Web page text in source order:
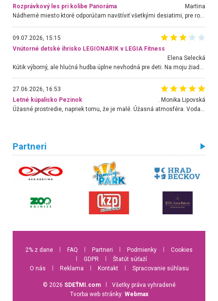
Rozprávkový les pri kolibe Panoráma
Martina
Nádherné miesto ktoré odporúčam navštíviť všetkými desiatimi, pre rodiny s deťmi, dôchodcom... Proste a jednoducho ozaj rozprávkový les.. určite ešte prídeme. Odniesli sme si na pamiatku krásne tričká,
09.07.2026, 15:15
Vnútorné detské ihrisko LEGIONARIK v LEGIA Fitness
Elena Selecká
27.06.2026, 16:53
Letné kúpalisko Pezinok
. Monika Lipovská
Úžasné prostredie, napriek tomu, že je malé. Úžasná atmosféra. Voda fantastická a nádherná. Ľudí je pomerne veľa, ale su mili a ohľaduplní. Je veľmi zaujímavé sledovať, ako dokážu spolu športovať cudzí ľudia a bez ohľadu na vek. Vládne tu pohoda. Vnuka neviem dostať z vody. Ďakujem za krásny deň . Urcite sa sem vrátim. Jediný problém je s parkovaním, ale aj ten sa mi podarilo vyriešiť. Monika Bratislava
Partneri
2% z dane FAQ Partneri Podmienky
Cookies
GDPR
Štatút súťaží
O nás
Reklama Kontakt Spracovanie súhlasu
© 2026 SDEŤMI.com
Všetky práva vyhradené
Tvorba web stránky: Webmax